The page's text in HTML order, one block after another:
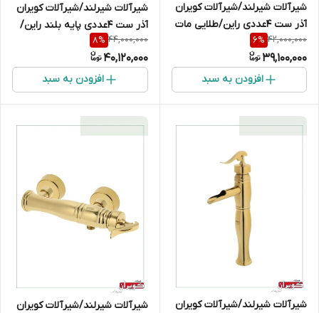
شیرآلات شیرلند/شیرآلات کویران
آذر ست 4عددی راین/طلایی مات
42,000,000
6%
39,100,000
افزودن به سبد
شیرآلات شیرلند/شیرآلات کویران
آذر ست 4عددی پایه بلند راین/
طلایی
44,000,000
8%
40,120,000
افزودن به سبد
شیرآلات شیرلند/شیرآلات کویران
شیرآلات شیرلند/شیرآلات کویران